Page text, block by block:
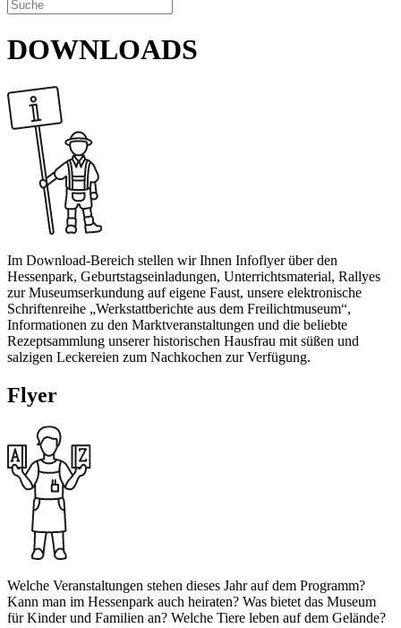
DOWNLOADS
Im Download-Bereich stellen wir Ihnen Infoflyer über den
Hessenpark, Geburtstagseinladungen, Unterrichtsmaterial, Rallyes
zur Museumserkundung auf eigene Faust, unsere elektronische
Schriftenreihe „Werkstattberichte aus dem Freilichtmuseum“,
Informationen zu den Marktveranstaltungen und die beliebte
Rezeptsammlung unserer historischen Hausfrau mit süßen und
salzigen Leckereien zum Nachkochen zur Verfügung.
Flyer
Welche Veranstaltungen stehen dieses Jahr auf dem Programm?
Kann man im Hessenpark auch heiraten? Was bietet das Museum
für Kinder und Familien an? Welche Tiere leben auf dem Gelände?